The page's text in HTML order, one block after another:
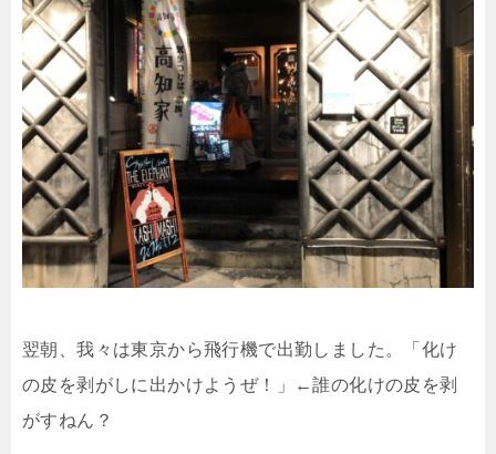
翌朝、我々は東京から飛行機で出勤しました。「化け
の皮を剥がしに出かけようぜ！」←誰の化けの皮を剥
がすねん？